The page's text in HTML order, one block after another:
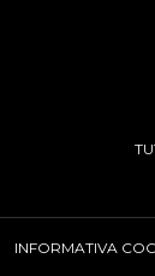
INFORMATIVA